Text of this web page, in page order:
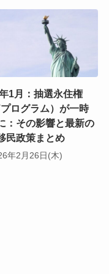
1月：抽選永住権
プログラム）が一時
：その影響と最新の
民政策まとめ
年2月26日(木)